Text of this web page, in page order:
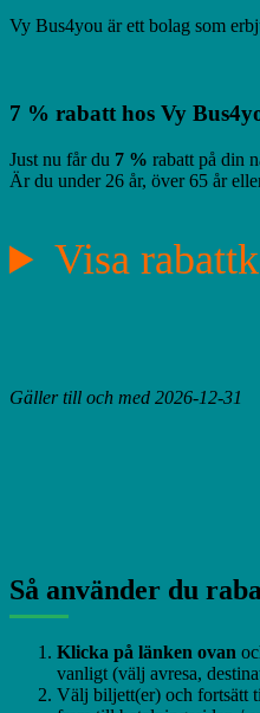
Vy Bus4you är ett bolag som
7 % rabatt hos Vy
Just nu får du 7 % rabatt på din
Är du under 26 år, över 65 år
Visa
Gäller till och med 2026-12-31
Så använder du
Klicka på länken ovan
vanligt (välj avresa,
Välj biljett(er) och fortsätt